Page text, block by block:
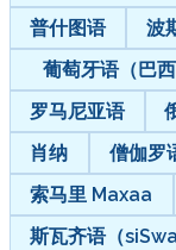
普什图语
波
葡萄牙语（巴西
罗马尼亚语
肖纳
僧伽罗
索马里 Maxaa
斯瓦齐语（